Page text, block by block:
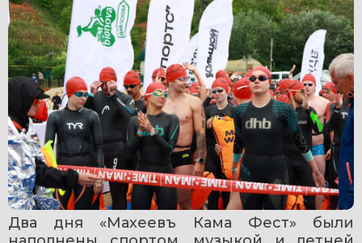
Два дня «Махеевъ Кама Фест» были